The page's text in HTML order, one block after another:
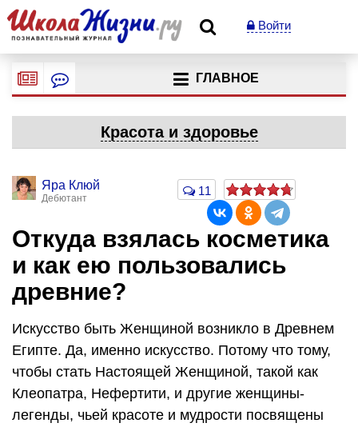
Войти
ГЛАВНОЕ
Красота и здоровье
Яра Клюй
Дебютант
11
Откуда взялась косметика
и как ею пользовались
древние?
Искусство быть Женщиной возникло в Древнем
Египте. Да, именно искусство. Потому что тому,
чтобы стать Настоящей Женщиной, такой как
Клеопатра, Нефертити, и другие женщины-
легенды, чьей красоте и мудрости посвящены